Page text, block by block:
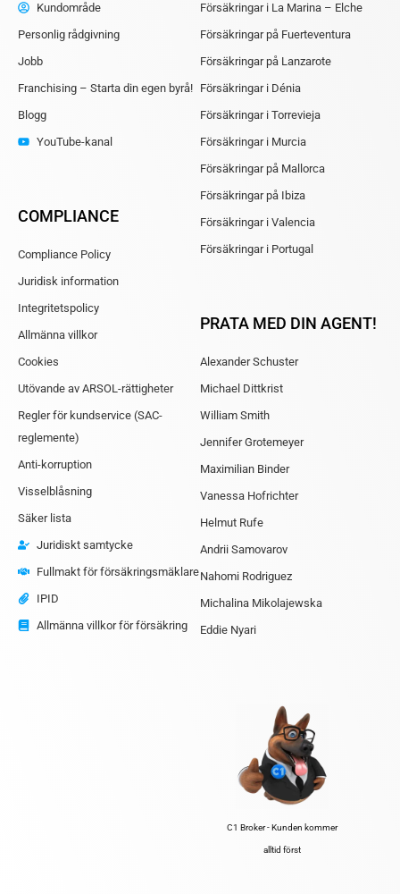
Kundområde
Personlig rådgivning
Jobb
Franchising – Starta din egen byrå!
Blogg
YouTube-kanal
COMPLIANCE
Compliance Policy
Juridisk information
Integritetspolicy
Allmänna villkor
Cookies
Utövande av ARSOL-rättigheter
Regler för kundservice (SAC-
reglemente)
Anti-korruption
Visselblåsning
Säker lista
Juridiskt samtycke
Fullmakt för försäkringsmäklare
IPID
Allmänna villkor för försäkring
Försäkringar i La Marina – Elche
Försäkringar på Fuerteventura
Försäkringar på Lanzarote
Försäkringar i Dénia
Försäkringar i Torrevieja
Försäkringar i Murcia
Försäkringar på Mallorca
Försäkringar på Ibiza
Försäkringar i Valencia
Försäkringar i Portugal
PRATA MED DIN AGENT!
Alexander Schuster
Michael Dittkrist
William Smith
Jennifer Grotemeyer
Maximilian Binder
Vanessa Hofrichter
Helmut Rufe
Andrii Samovarov
Nahomi Rodriguez
Michalina Mikolajewska
Eddie Nyari
C1 Broker - Kunden kommer
alltid först